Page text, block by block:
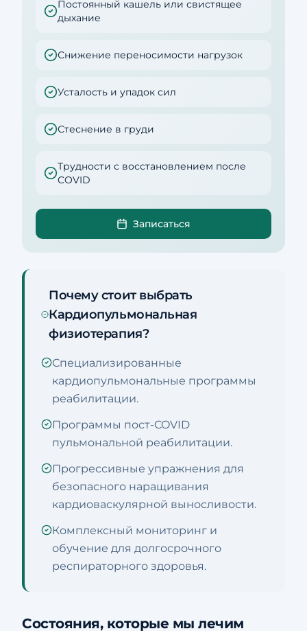
Постоянный кашель или свистящее
дыхание
Снижение переносимости нагрузок
Усталость и упадок сил
Стеснение в груди
Трудности с восстановлением после
COVID
Записаться
Почему стоит выбрать
Кардиопульмональная
физиотерапия?
Специализированные
кардиопульмональные программы
реабилитации.
Программы пост-COVID
пульмональной реабилитации.
Прогрессивные упражнения для
безопасного наращивания
кардиоваскулярной выносливости.
Комплексный мониторинг и
обучение для долгосрочного
респираторного здоровья.
Состояния, которые мы лечим